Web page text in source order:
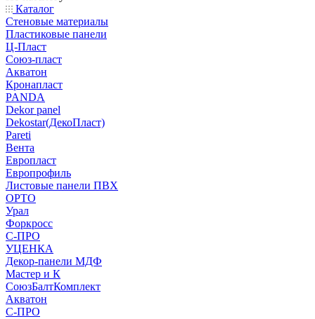
Каталог
Стеновые материалы
Пластиковые панели
Ц-Пласт
Союз-пласт
Акватон
Кронапласт
PANDA
Dekor panel
Dekostar(ДекоПласт)
Pareti
Вента
Европласт
Европрофиль
Листовые панели ПВХ
ОРТО
Урал
Форкросс
С-ПРО
УЦЕНКА
Декор-панели МДФ
Мастер и К
СоюзБалтКомплект
Акватон
С-ПРО